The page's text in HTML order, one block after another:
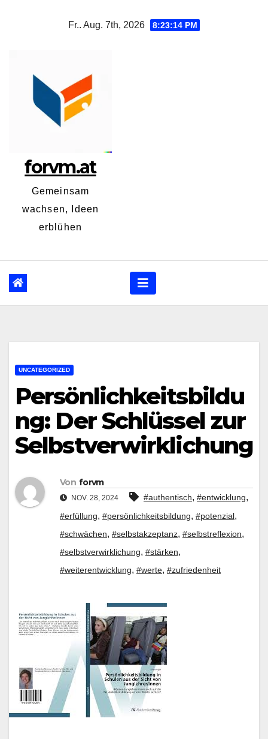
Fr.. Aug. 7th, 2026 8:23:15 PM
forvm.at
Gemeinsam
wachsen, Ideen
erblühen
UNCATEGORIZED
Persönlichkeitsbildu
ng: Der Schlüssel zur
Selbstverwirklichung
Von forvm
NOV. 28, 2024 #authentisch, #entwicklung,
#erfüllung, #persönlichkeitsbildung, #potenzial,
#schwächen, #selbstakzeptanz, #selbstreflexion,
#selbstverwirklichung, #stärken,
#weiterentwicklung, #werte, #zufriedenheit